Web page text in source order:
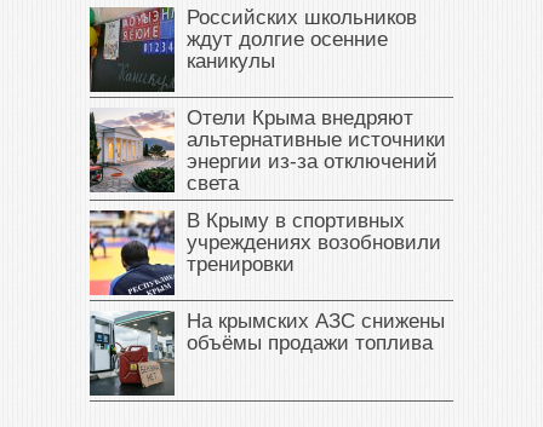
Российских школьников
ждут долгие осенние
каникулы
Отели Крыма внедряют
альтернативные источники
энергии из-за отключений
света
В Крыму в спортивных
учреждениях возобновили
тренировки
На крымских АЗС снижены
объёмы продажи топлива